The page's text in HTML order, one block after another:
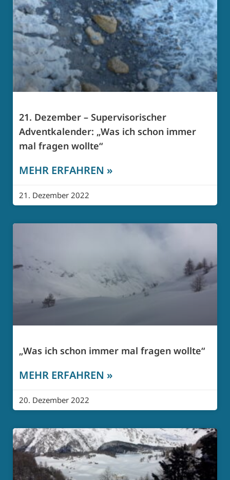
21. Dezember – Supervisorischer
Adventkalender: „Was ich schon immer
mal fragen wollte“
MEHR ERFAHREN »
21. Dezember 2022
„Was ich schon immer mal fragen wollte“
MEHR ERFAHREN »
20. Dezember 2022